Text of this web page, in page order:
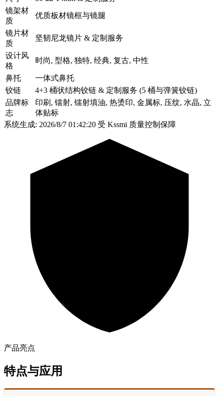
镜架材
质
优质板材镜框与镜腿
镜片材
质
坚韧尼龙镜片 & 定制服务
设计风
格
时尚, 型格, 独特, 经典, 复古, 中性
鼻托
一体式鼻托
铰链
4+3 桶状结构铰链 & 定制服务 (5 桶与弹簧铰链)
品牌标
志
印刷, 镭射, 镭射填油, 热烫印, 金属标, 压纹, 水晶, 立
体贴标
系统生成: 2026/8/7 01:42:20 受 Kssmi 质量控制保障
产品亮点
特点与应用